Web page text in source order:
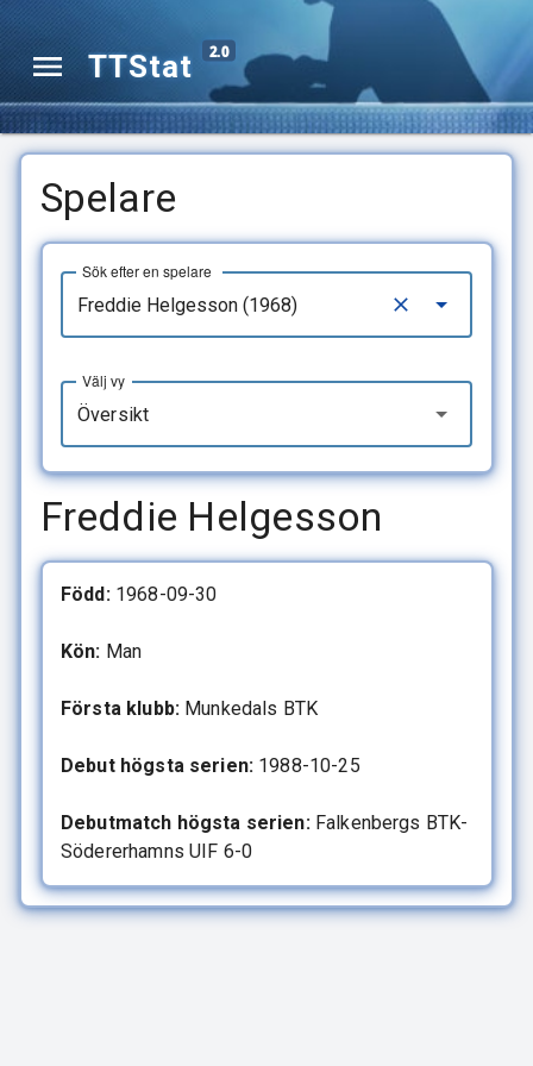
TTStat 2.0
Spelare
Sök efter en spelare
Översikt
Välj vy
Freddie Helgesson
Född:1968-09-30
Kön: Man
Första klubb:Munkedals BTK
Debut högsta serien: 1988-10-25
Debutmatch högsta serien:Falkenbergs BTK-
Södererhamns UIF 6-0